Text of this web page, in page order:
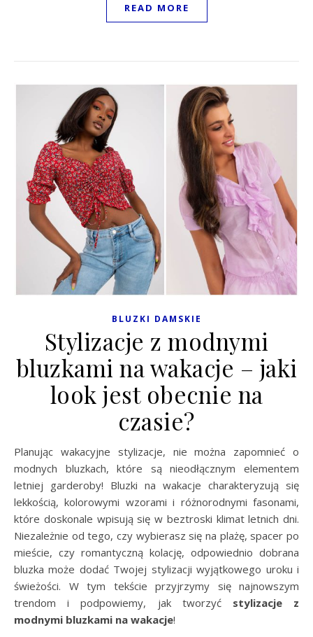
READ MORE
BLUZKI DAMSKIE
Stylizacje z modnymi
bluzkami na wakacje – jaki
look jest obecnie na
czasie?
Planując wakacyjne stylizacje, nie można zapomnieć o
modnych bluzkach, które są nieodłącznym elementem
letniej garderoby! Bluzki na wakacje charakteryzują się
lekkością, kolorowymi wzorami i różnorodnymi fasonami,
które doskonale wpisują się w beztroski klimat letnich dni.
Niezależnie od tego, czy wybierasz się na plażę, spacer po
mieście, czy romantyczną kolację, odpowiednio dobrana
bluzka może dodać Twojej stylizacji wyjątkowego uroku i
świeżości. W tym tekście przyjrzymy się najnowszym
trendom i podpowiemy, jak tworzyć stylizacje z
modnymi bluzkami na wakacje!